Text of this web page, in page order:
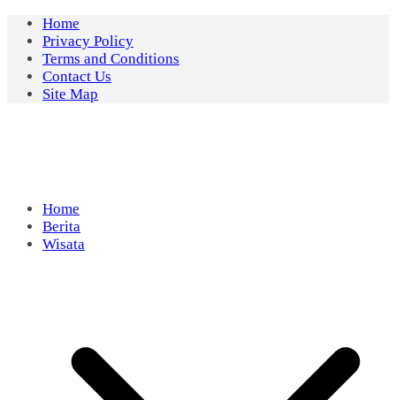
Skip
content
Home
Privacy Policy
Terms and Conditions
Contact Us
Site Map
Home
Berita
Wisata